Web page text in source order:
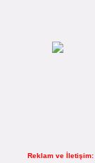
Reklam ve İletişim: